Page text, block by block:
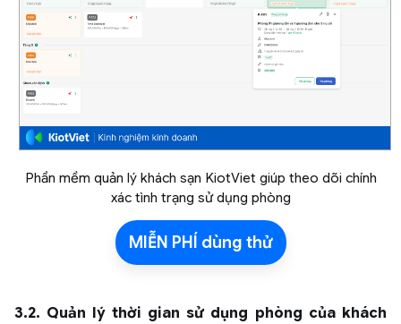
Phần mềm quản lý khách sạn KiotViet giúp theo dõi chính
xác tình trạng sử dụng phòng
MIỄN PHÍ dùng thử
3.2. Quản lý thời gian sử dụng phòng của khách